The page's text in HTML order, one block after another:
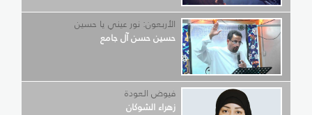
الأربعون: نور عيني يا حسين
حسين حسن آل جامع
فيوض العودة
زهراء الشوكان